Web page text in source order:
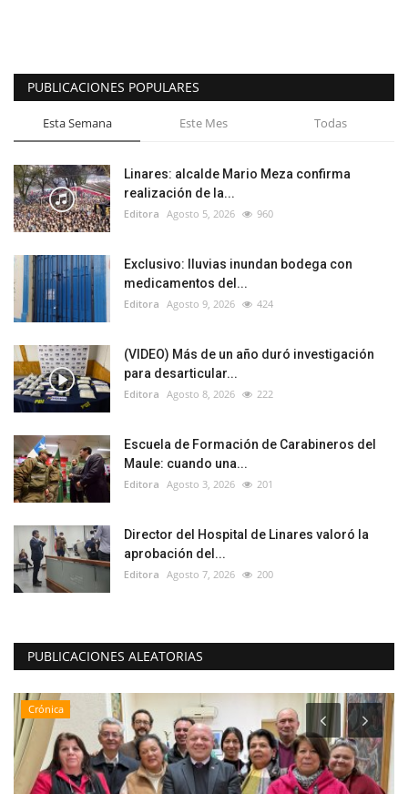
PUBLICACIONES POPULARES
Esta Semana Este Mes Todas
Linares: alcalde Mario Meza confirma
realización de la...
Editora Agosto 5, 2026 960
Exclusivo: lluvias inundan bodega con
medicamentos del...
Editora Agosto 9, 2026 424
(VIDEO) Más de un año duró investigación
para desarticular...
Editora Agosto 8, 2026 222
Escuela de Formación de Carabineros del
Maule: cuando una...
Editora Agosto 3, 2026 201
Director del Hospital de Linares valoró la
aprobación del...
Editora Agosto 7, 2026 200
PUBLICACIONES ALEATORIAS
Tribunales